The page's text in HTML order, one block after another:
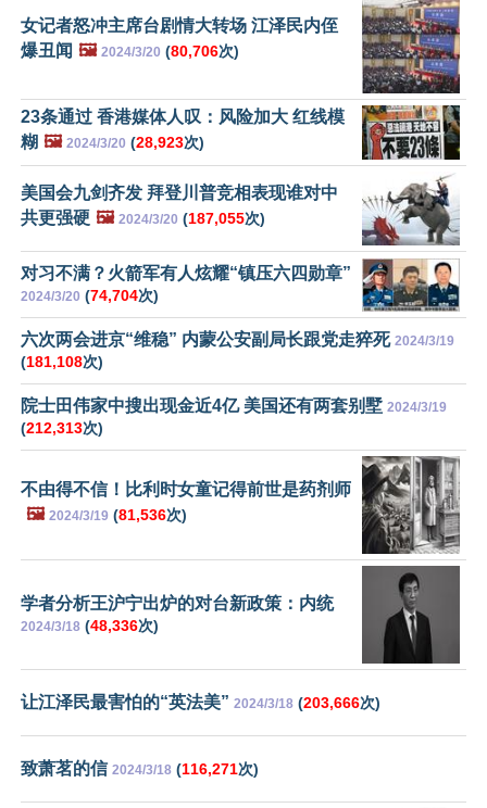
女记者怒冲主席台剧情大转场 江泽民内侄
爆丑闻 🖼️ 2024/3/20 (80,706次)
23条通过 香港媒体人叹：风险加大 红线模
糊 🖼️ 2024/3/20 (28,923次)
美国会九剑齐发 拜登川普竞相表现谁对中
共更强硬 🖼️ 2024/3/20 (187,055次)
对习不满？火箭军有人炫耀“镇压六四勋章”
2024/3/20 (74,704次)
六次两会进京“维稳” 内蒙公安副局长跟党走猝死 2024/3/19
(181,108次)
院士田伟家中搜出现金近4亿 美国还有两套别墅 2024/3/19
(212,313次)
不由得不信！比利时女童记得前世是药剂师
🖼️ 2024/3/19 (81,536次)
学者分析王沪宁出炉的对台新政策：内统
2024/3/18 (48,336次)
让江泽民最害怕的“英法美” 2024/3/18 (203,666次)
致萧茗的信 2024/3/18 (116,271次)